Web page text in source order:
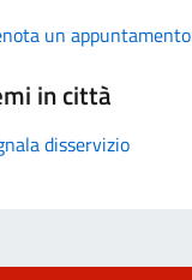
un appuntamento
in città
disservizio